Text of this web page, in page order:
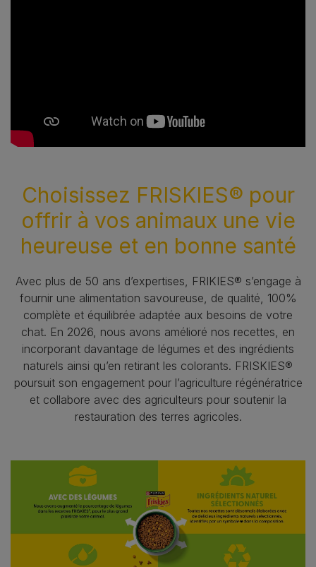
Choisissez FRISKIES® pour
offrir à vos animaux une vie
heureuse et en bonne santé
Avec plus de 50 ans d’expertises, FRIKIES® s’engage à
fournir une alimentation savoureuse, de qualité, 100%
complète et équilibrée adaptée aux besoins de votre
chat. En 2026, nous avons amélioré nos recettes, en
incorporant davantage de légumes et des ingrédients
naturels ainsi qu’en retirant les colorants. FRISKIES®
poursuit son engagement pour l’agriculture régénératrice
et collabore avec des agriculteurs pour soutenir la
restauration des terres agricoles.